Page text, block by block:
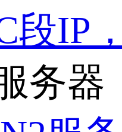
段IP
务器